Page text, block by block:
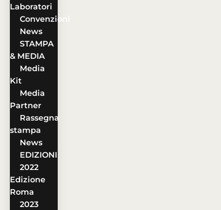
Laboratori
Convenzioni
News
STAMPA
& MEDIA
Media
Kit
Media
Partner
Rassegna
stampa
News
EDIZIONI
2022
Edizione
Roma
2023